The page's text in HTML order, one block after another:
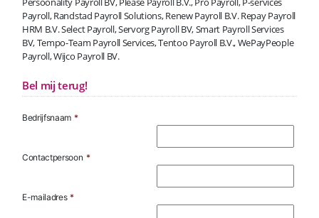
Payroll, Randstad Payroll Solutions, Renew Payroll B.V. Repay Payroll
HRM B.V. Select Payroll, Servorg Payroll BV, Smart Payroll Services
BV, Tempo-Team Payroll Services, Tentoo Payroll B.V., WePayPeople
Payroll, Wijco Payroll BV.
Bel mij terug!
Bedrijfsnaam *
Contactpersoon *
E-mailadres *